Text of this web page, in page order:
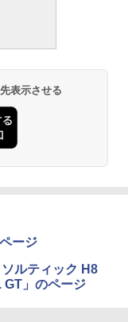
表示させる
ージ
ルティック H8
GT」のページ